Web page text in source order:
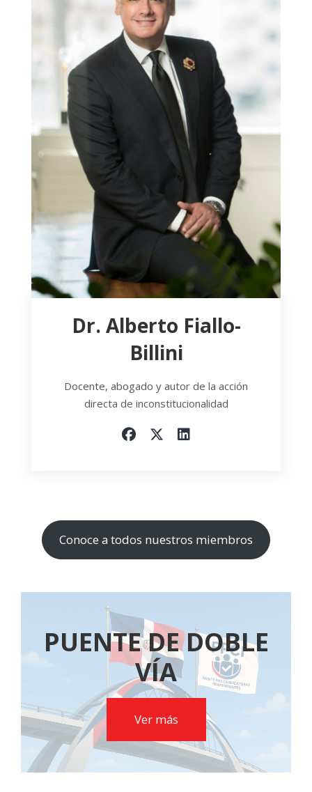
Dr. Alberto Fiallo-
Billini
Docente, abogado y autor de la acción
directa de inconstitucionalidad
Conoce a todos nuestros miembros
PUENTE DE DOBLE
VÍA
Ver más